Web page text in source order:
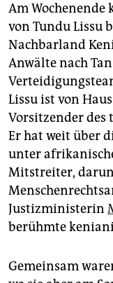
Am
von Tundu Lissu
Nachbarland
Anwälte nach
Lissu ist von
Vorsitzender des
Er hat weit über
unter
Mitstreiter,
Justizministerin
berühmte
Gemeinsam